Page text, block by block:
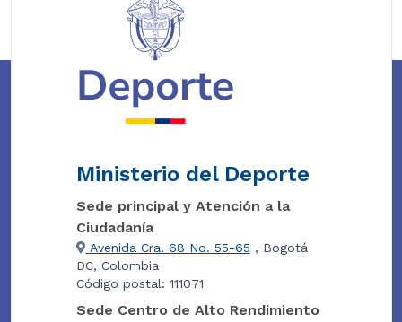
Ministerio del Deporte
Sede principal y Atención a la
Ciudadanía
Avenida Cra. 68 No. 55-65 , Bogotá
DC, Colombia
Código postal: 111071
Sede Centro de Alto Rendimiento